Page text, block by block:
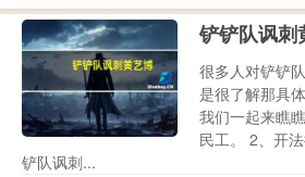
铲铲队讽刺
很多人对铲铲
是很了解那具
我们一起来瞧
民工。 2、开
铲队讽刺...